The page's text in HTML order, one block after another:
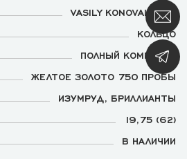
VASILY KONOVALENKO
КОЛЬЦО
ПОЛНЫЙ КОМПЛЕКТ
ЖЕЛТОЕ ЗОЛОТО 750 ПРОБЫ
ИЗУМРУД, БРИЛЛИАНТЫ
19,75 (62)
В НАЛИЧИИ